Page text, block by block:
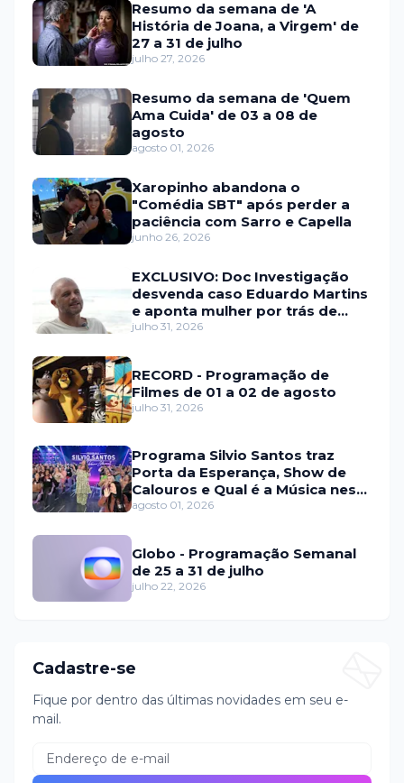
Resumo da semana de 'A
História de Joana, a Virgem' de
27 a 31 de julho
julho 27, 2026
Resumo da semana de 'Quem
Ama Cuida' de 03 a 08 de
agosto
agosto 01, 2026
Xaropinho abandona o
"Comédia SBT" após perder a
paciência com Sarro e Capella
junho 26, 2026
EXCLUSIVO: Doc Investigação
desvenda caso Eduardo Martins
e aponta mulher por trás de
fraude internacional
julho 31, 2026
RECORD - Programação de
Filmes de 01 a 02 de agosto
julho 31, 2026
Programa Silvio Santos traz
Porta da Esperança, Show de
Calouros e Qual é a Música neste
domingo (2)
agosto 01, 2026
Globo - Programação Semanal
de 25 a 31 de julho
julho 22, 2026
Cadastre-se
Fique por dentro das últimas novidades em seu e-
mail.